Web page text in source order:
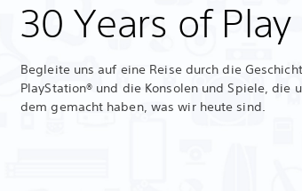
30 Years of Play
Begleite uns auf eine Reise durch die
PlayStation® und die Konsolen und Spiele, die
dem gemacht haben, was wir heute sind.